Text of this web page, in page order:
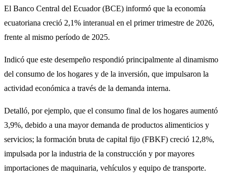
El Banco Central del Ecuador (BCE) informó que la economía
ecuatoriana creció 2,1% interanual en el primer trimestre de 2026,
frente al mismo período de 2025.
Indicó que este desempeño respondió principalmente al dinamismo
del consumo de los hogares y de la inversión, que impulsaron la
actividad económica a través de la demanda interna.
Detalló, por ejemplo, que el consumo final de los hogares aumentó
3,9%, debido a una mayor demanda de productos alimenticios y
servicios; la formación bruta de capital fijo (FBKF) creció 12,8%,
impulsada por la industria de la construcción y por mayores
importaciones de maquinaria, vehículos y equipo de transporte.